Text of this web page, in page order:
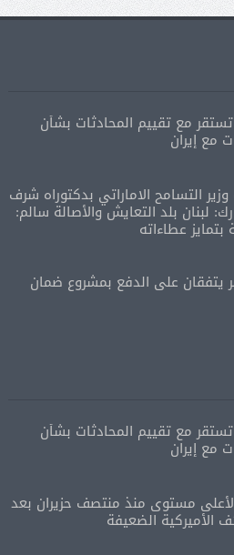
مع تقييم المحادثات بشأن
مع إيران
وزير التسامح الاماراتي بدكتوراه شرف
لبنان بلد التعايش والأصالة سالم:
بتمايز عطاءاته
يتفقان على الدفع بمشروع ضمان
مع تقييم المحادثات بشأن
مع إيران
مستوى منذ منتصف حزيران بعد
الأميركية الضعيفة